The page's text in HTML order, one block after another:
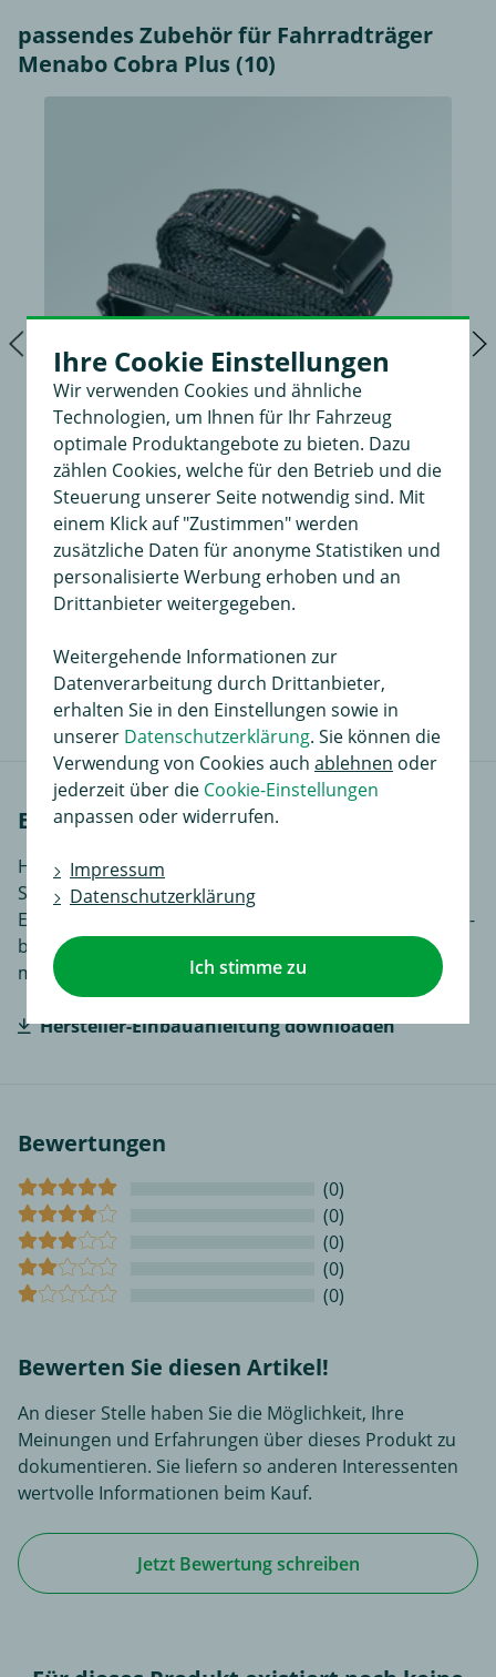
passendes Zubehör für Fahrradträger
Menabo Cobra Plus (10)
Befestigungsgurte
2 Stück, Menabo Viper, Mistral, Stand Up, Menabo
Cobra/Cobra Plus, nur geeignet für bestimmte
Fahrzeugmodelle
11,99 €
Einbauanleitungen
Hier finden Sie Einbauanleitungen in verschiedenen
Sprachen, je nach Artikel noch ergänzende
Einbauhilfen und zusätzliches Bildmaterial das den Ein-
bzw. Anbau des Produktes für Sie noch einfacher
macht.
Hersteller-Einbauanleitung downloaden
Bewertungen
(0)
(0)
(0)
(0)
(0)
Bewerten Sie diesen Artikel!
An dieser Stelle haben Sie die Möglichkeit, Ihre
Meinungen und Erfahrungen über dieses Produkt zu
dokumentieren. Sie liefern so anderen Interessenten
wertvolle Informationen beim Kauf.
Jetzt Bewertung schreiben
Ihre Cookie Einstellungen
Wir verwenden Cookies und ähnliche
Technologien, um Ihnen für Ihr Fahrzeug
optimale Produktangebote zu bieten. Dazu
zählen Cookies, welche für den Betrieb und die
Steuerung unserer Seite notwendig sind. Mit
einem Klick auf "Zustimmen" werden
zusätzliche Daten für anonyme Statistiken und
personalisierte Werbung erhoben und an
Drittanbieter weitergegeben.
Weitergehende Informationen zur
Datenverarbeitung durch Drittanbieter,
erhalten Sie in den Einstellungen sowie in
unserer Datenschutzerklärung. Sie können die
Verwendung von Cookies auch ablehnen oder
jederzeit über die Cookie-Einstellungen
anpassen oder widerrufen.
Impressum
Datenschutzerklärung
Ich stimme zu